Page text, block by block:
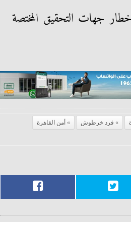
جهات التحقيق المختصة
فرد خرطوش
أمن القاهرة